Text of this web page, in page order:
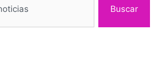
Buscar